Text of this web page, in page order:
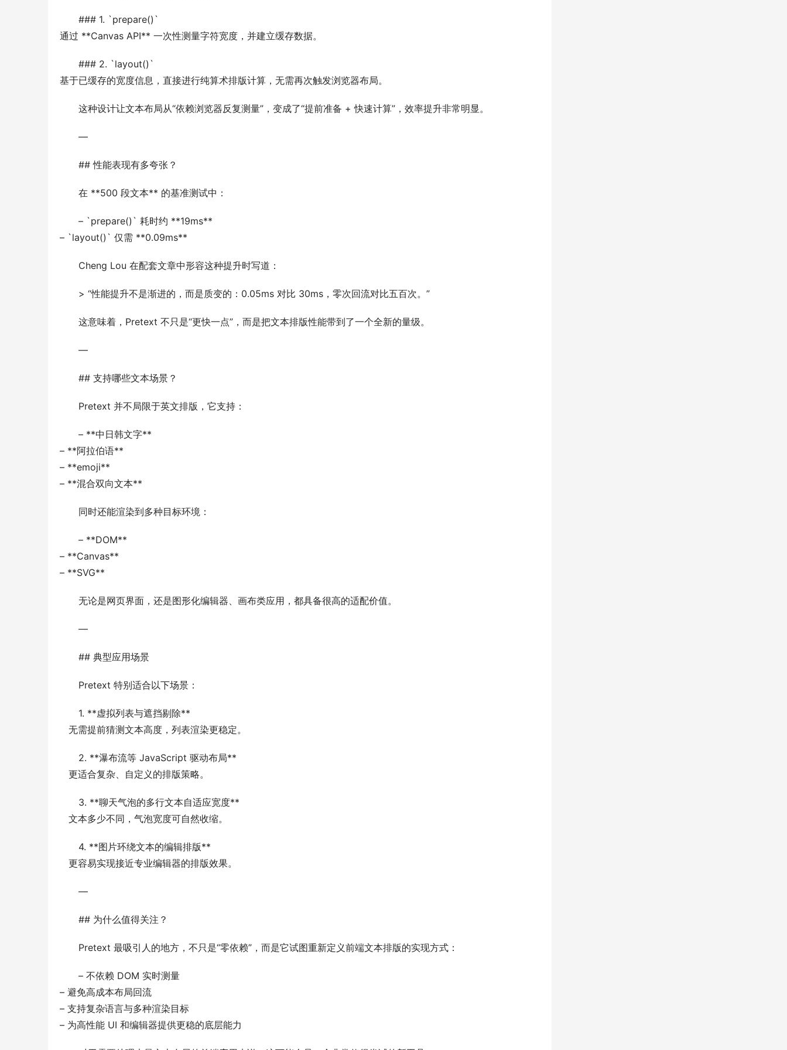
### 1. `prepare()`
通过 **Canvas API** 一次性测量字符宽度，并建立缓存数据。
### 2. `layout()`
基于已缓存的宽度信息，直接进行纯算术排版计算，无需再次触发浏览器布局。
这种设计让文本布局从“依赖浏览器反复测量”，变成了“提前准备 + 快速计算”，效率提升非常明显。
—
## 性能表现有多夸张？
在 **500 段文本** 的基准测试中：
– `prepare()` 耗时约 **19ms**
– `layout()` 仅需 **0.09ms**
Cheng Lou 在配套文章中形容这种提升时写道：
> “性能提升不是渐进的，而是质变的：0.05ms 对比 30ms，零次回流对比五百次。”
这意味着，Pretext 不只是“更快一点”，而是把文本排版性能带到了一个全新的量级。
—
## 支持哪些文本场景？
Pretext 并不局限于英文排版，它支持：
– **中日韩文字**
– **阿拉伯语**
– **emoji**
– **混合双向文本**
同时还能渲染到多种目标环境：
– **DOM**
– **Canvas**
– **SVG**
无论是网页界面，还是图形化编辑器、画布类应用，都具备很高的适配价值。
—
## 典型应用场景
Pretext 特别适合以下场景：
1. **虚拟列表与遮挡剔除**
   无需提前猜测文本高度，列表渲染更稳定。
2. **瀑布流等 JavaScript 驱动布局**
   更适合复杂、自定义的排版策略。
3. **聊天气泡的多行文本自适应宽度**
   文本多少不同，气泡宽度可自然收缩。
4. **图片环绕文本的编辑排版**
   更容易实现接近专业编辑器的排版效果。
—
## 为什么值得关注？
Pretext 最吸引人的地方，不只是“零依赖”，而是它试图重新定义前端文本排版的实现方式：
– 不依赖 DOM 实时测量
– 避免高成本布局回流
– 支持复杂语言与多种渲染目标
– 为高性能 UI 和编辑器提供更稳的底层能力